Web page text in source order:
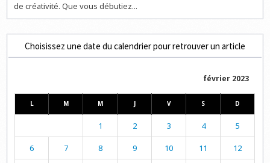
de créativité. Que vous débutiez...
Choisissez une date du calendrier pour retrouver un article
février 2023
L M M J V S D
1 2 3 4 5
6 7 8 9 10 11 12